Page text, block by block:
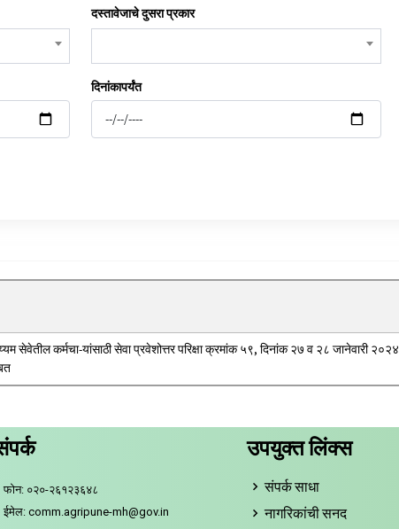
दस्तावेजाचे दुसरा प्रकार
दिनांकापर्यंत
सेवेतील कर्मचा-यांसाठी सेवा प्रवेशोत्तर परिक्षा क्रमांक ५९, दिनांक २७ व २८ जानेवारी २०२४
फोन: ०२०-२६१२३६४८
ईमेल: comm.agripune-mh@gov.in
उपयुक्त लिंक्स
संपर्क साधा
नागरिकांची सनद